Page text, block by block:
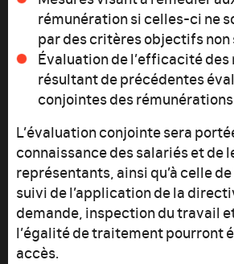
rémunération si celles-ci ne
par des critères objectifs non
Évaluation de l’efficacité des
résultant de précédentes
conjointes des
L’évaluation conjointe sera
connaissance des salariés et de
représentants, ainsi qu’à celle
suivi de l’application de la
demande, inspection du travail
l’égalité de traitement pourront
accès.